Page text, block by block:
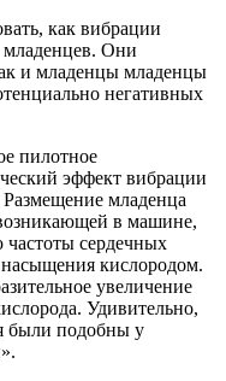
как вибрации
младенцев. Они
и младенцы младенцы
негативных
пилотное
эффект вибрации
младенца
в машине,
частоты сердечных
кислородом.
увеличение
Удивительно,
были подобны у